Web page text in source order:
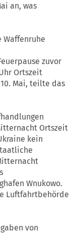
an, was
Waffenruhe
zuvor
Ortszeit
10. Mai, teilte das
Ortszeit
kein
Wnukowo.
Luftfahrtbehörde
von